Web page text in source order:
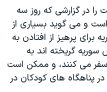
در گزارشی که روز سه
و می گوید بسیاری از
برای پرهیز از افتادن به
سوریه گریخته اند به
سفر می کنند، و ممکن است
پناهگاه های کودکان در